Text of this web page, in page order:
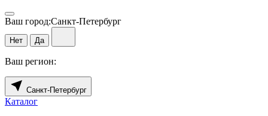
Ваш город:Санкт-Петербург
Нет Да
Ваш регион:
Санкт-Петербург
Каталог